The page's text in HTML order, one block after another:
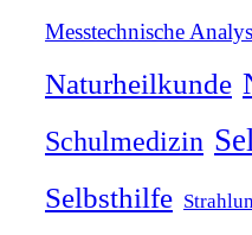
Messtechnische
Naturheilkunde
Schulmedizin
Selbsthilfe